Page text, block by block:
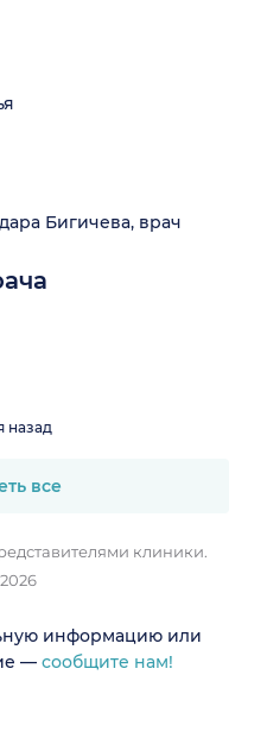
Бигичева, врач
назад
все
клиники.
информацию или
— сообщите нам!